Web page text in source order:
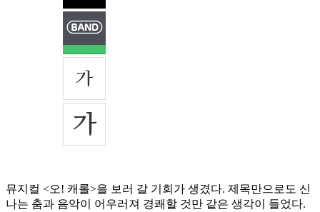
뮤지컬 <오! 캐롤>을 보러 갈 기회가 생겼다. 제목만으로도 신
나는 춤과 음악이 어우러져 경쾌할 것만 같은 생각이 들었다.